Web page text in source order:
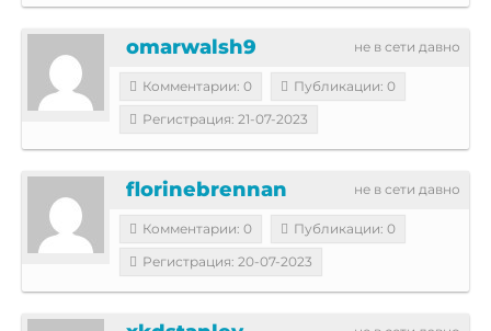
не в сети давно
omarwalsh9
Комментарии: 0
Публикации: 0
Регистрация: 21-07-2023
не в сети давно
florinebrennan
Комментарии: 0
Публикации: 0
Регистрация: 20-07-2023